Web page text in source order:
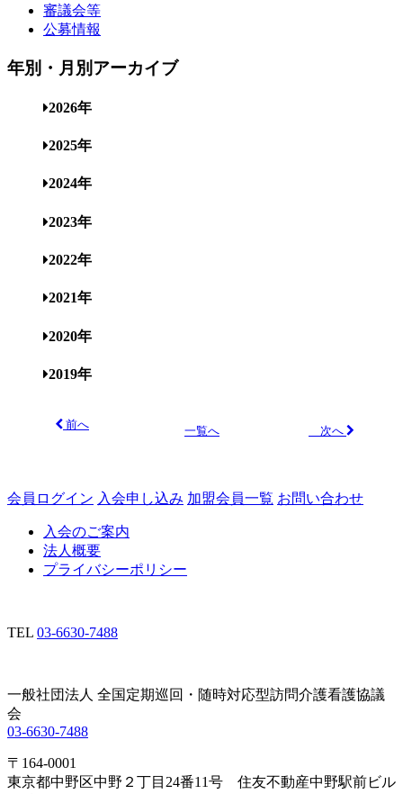
審議会等
公募情報
年別・月別アーカイブ
2026年
2025年
2024年
2023年
2022年
2021年
2020年
2019年
前へ
一覧へ 次へ
会員ログイン 入会申し込み 加盟会員一覧 お問い合わせ
入会のご案内
法人概要
プライバシーポリシー
TEL 03-6630-7488
一般社団法人 全国定期巡回・随時対応型訪問介護看護協議
会
03-6630-7488
〒164-0001
東京都中野区中野２丁目24番11号 住友不動産中野駅前ビル